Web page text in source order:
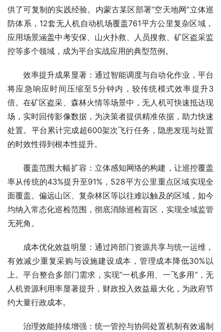
供了可复制的实践经验。内蒙古某区部署“空天地网”立体巡
防体系，12套无人机自动机场覆盖761平方公里复杂区域，
应用场景涵盖中考安保、山火扑救、人员搜救、矿区盗采监
控等多个领域，成为平台实战应用的典型范例。
效率提升成果显著：通过智能调度与自动化作业，平台
将应急响应时间压缩至5分钟内，较传统模式效率提升3
倍。在矿区盗采、森林火情等场景中，无人机可快速抵达现
场，实时回传影像数据，为决策者提供精准依据，助力快速
处置。平台累计完成超600架次飞行任务，隐患发现与处置
的时效性得到根本性提升。
覆盖范围大幅扩容：立体感知网络的构建，让巡控覆盖
率从传统的43%提升至91%，528平方公里重点区域实现全
面覆盖。偏远山区、复杂林区等以往难以触及的区域，如今
均纳入常态化巡检范围，彻底消除巡检盲区，实现全域监管
无死角。
成本优化效益明显：通过跨部门资源共享与统一运维，
有效减少重复采购与设施建设成本，管理成本降低30%以
上。平台整合多部门需求，实现“一机多用、一飞多用”，无
人机资源利用率显著提升，财政投入效益最大化，为政府节
约大量行政成本。
治理效能持续增强：统一管控与协同处置机制有效遏制